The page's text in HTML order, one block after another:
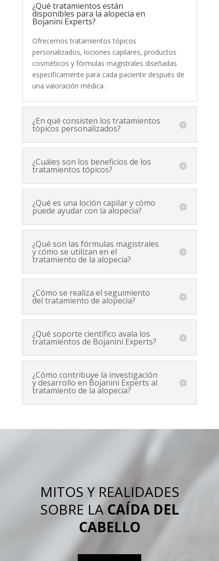
¿Qué tratamientos están
disponibles para la alopecia en
Bojanini Experts?
Ofrecemos tratamientos tópicos
personalizados, lociones capilares, productos
cosméticos y fórmulas magistrales diseñadas
específicamente para cada paciente después de
una valoración médica.
¿En qué consisten los tratamientos
tópicos personalizados?
¿Cuáles son los beneficios de los
tratamientos tópicos?
¿Qué es una loción capilar y cómo
puede ayudar con la alopecia?
¿Qué son las fórmulas magistrales
y cómo se utilizan en el
tratamiento de la alopecia?
¿Cómo se realiza el seguimiento
del tratamiento de alopecia?
¿Qué soporte científico avala los
tratamientos de Bojanini Experts?
¿Cómo contribuye la investigación
y desarrollo en Bojanini Experts al
tratamiento de la alopecia?
MITOS Y REALIDADES
SOBRE LACAÍDA DEL
CABELLO